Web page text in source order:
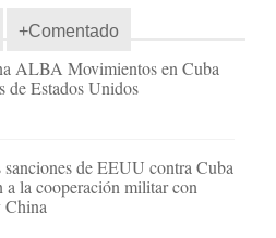
+Comentado
ALBA Movimientos en Cuba
de Estados Unidos
sanciones de EEUU contra Cuba
a la cooperación militar con
China